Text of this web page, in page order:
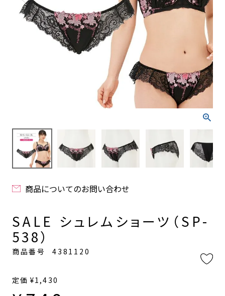
商品についてのお問い合わせ
SALE シュレムショーツ（SP-
538）
商品番号 4381120
定価 ¥1,430